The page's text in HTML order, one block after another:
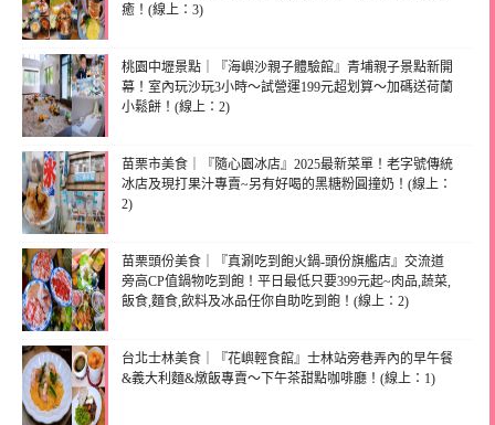
癒！(線上：3)
桃園中壢景點｜『海嶼沙親子體驗館』青埔親子景點新開
幕！室內玩沙玩3小時～試營運199元超划算～加碼送荷蘭
小鬆餅！(線上：2)
苗栗市美食｜『隨心園冰店』2025最新菜單！老字號傳統
冰店及現打果汁專賣~另有好喝的黑糖粉圓撞奶！(線上：
2)
苗栗頭份美食｜『真涮吃到飽火鍋-頭份旗艦店』交流道
旁高CP值鍋物吃到飽！平日最低只要399元起~肉品,蔬菜,
飯食,麵食,飲料及冰品任你自助吃到飽！(線上：2)
台北士林美食｜『花嶼輕食館』士林站旁巷弄內的早午餐
&義大利麵&燉飯專賣～下午茶甜點咖啡廳！(線上：1)